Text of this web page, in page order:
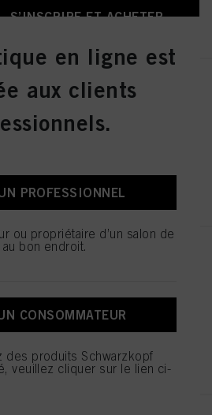
S’INSCRIRE ET ACHETER
ZERO AMM 6-31 Blond
2936276
S’INSCRIRE ET ACHETER
S’INSCRIRE ET ACHETER
en ligne est
aux clients
PROFESSIONNEL
ou propriétaire d’un salon de
bon endroit.
CONSOMMATEUR
des produits Schwarzkopf
veuillez cliquer sur le lien ci-